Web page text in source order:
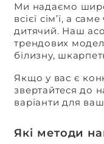
Ми надаємо
всієї сім’ї, а
дитячий. Наш
трендових
білизну,
Якщо у вас є
звертайтеся до
варіанти для
Які методи